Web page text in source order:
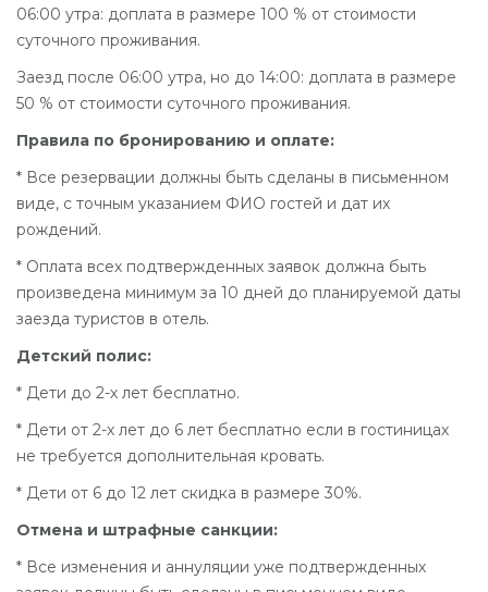
06:00 утра: доплата в размере 100 % от стоимости
суточного проживания.
Заезд после 06:00 утра, но до 14:00: доплата в размере
50 % от стоимости суточного проживания.
Правила по бронированию и оплате:
* Все резервации должны быть сделаны в письменном
виде, с точным указанием ФИО гостей и дат их
рождений.
* Оплата всех подтвержденных заявок должна быть
произведена минимум за 10 дней до планируемой даты
заезда туристов в отель.
Детский полис:
* Дети до 2-х лет бесплатно.
* Дети от 2-х лет до 6 лет бесплатно если в гостиницах
не требуется дополнительная кровать.
* Дети от 6 до 12 лет скидка в размере 30%.
Отмена и штрафные санкции:
* Все изменения и аннуляции уже подтвержденных